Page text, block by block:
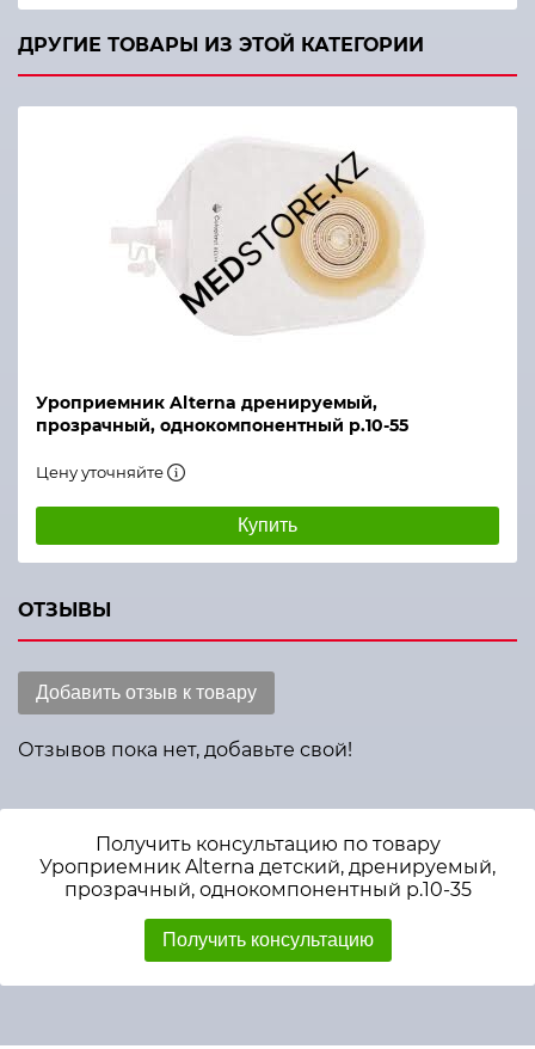
ДРУГИЕ ТОВАРЫ ИЗ ЭТОЙ КАТЕГОРИИ
Уроприемник Alterna дренируемый,
прозрачный, однокомпонентный р.10-55
Цену уточняйте
Купить
ОТЗЫВЫ
Добавить отзыв к товару
Отзывов пока нет, добавьте свой!
Получить консультацию по товару
Уроприемник Alterna детский, дренируемый,
прозрачный, однокомпонентный р.10-35
Получить консультацию